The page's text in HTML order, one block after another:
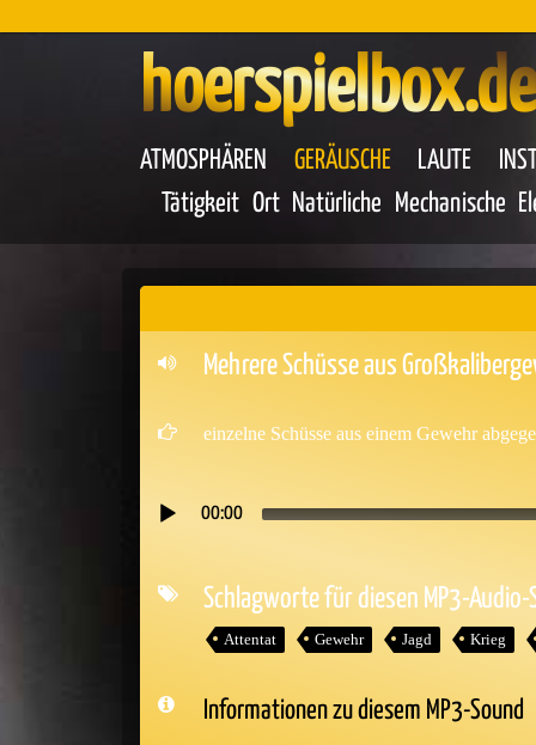
hoerspielbox.de
ATMOSPHÄREN GERÄUSCHE LAUTE
Tätigkeit Ort Natürliche Mechanische
Mehrere Schüsse aus
einzelne Schüsse aus einem Gewehr
Audio-
00:00
Schlagworte für diesen MP3-Audio-
Attentat Gewehr Jagd Krieg
Informationen zu diesem MP3-Sound